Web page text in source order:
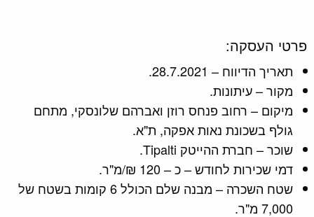
פרטי העסקה:
תאריך הדיווח – 28.7.2021.
מקור – עיתונות.
מיקום – רחוב פנחס רוזן ואברהם שלונסקי, מתחם
גולף בשכונת נאות אפקה, ת"א.
שוכר – חברת ההייטק Tipalti.
דמי שכירות לחודש – כ – 120 ₪/מ"ר.
שטח השכרה – מבנה שלם הכולל 6 קומות בשטח של
7,000 מ"ר.